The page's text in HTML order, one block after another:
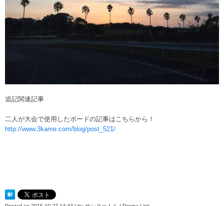
追記関連記事
二人が大会で使用したボードの記事はこちらから！
http://www.3kame.com/blog/post_521/